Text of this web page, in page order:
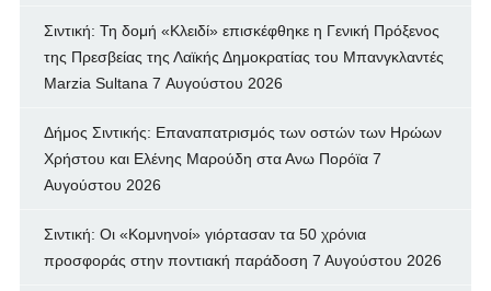
Σιντική: Τη δομή «Κλειδί» επισκέφθηκε η Γενική Πρόξενος
της Πρεσβείας της Λαϊκής Δημοκρατίας του Μπανγκλαντές
Marzia Sultana 7 Αυγούστου 2026
Δήμος Σιντικής: Επαναπατρισμός των oστών των Ηρώων
Χρήστου και Ελένης Μαρούδη στα Ανω Πορόϊα 7
Αυγούστου 2026
Σιντική: Οι «Κομνηνοί» γιόρτασαν τα 50 χρόνια
προσφοράς στην ποντιακή παράδοση 7 Αυγούστου 2026